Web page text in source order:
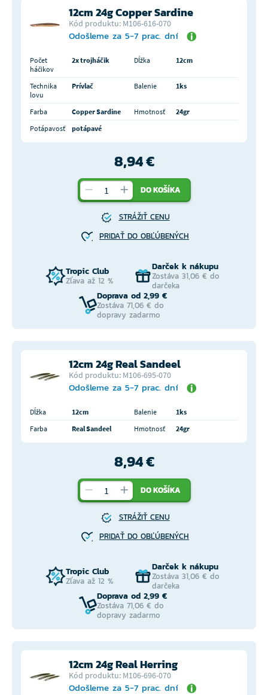
12cm 24g Copper Sardine
Kód produktu: M106-616-070
Odošleme za 5-7 prac. dní
Počet
háčikov
2x trojháčik Dĺžka 12cm
Technika
lovu
Prívlač Balenie 1ks
Farba Copper Sardine Hmotnosť
24gr
Potápavosť
potápavé
8,94 €
DO KOŠÍKA
STRÁŽIŤ CENU
PRIDAŤ DO OBĽÚBENÝCH
Tropic Club
Zľava až 12 %
Darček k nákupu
Zostáva 31,06 € do
darčeka
Doprava od 2,99 €
Zostáva 71,06 € do
dopravy zadarmo
12cm 24g Real Sandeel
Kód produktu: M106-695-070
Odošleme za 5-7 prac. dní
Dĺžka 12cm Balenie
1ks
Farba
Real Sandeel Hmotnosť 24gr
8,94 €
DO KOŠÍKA
STRÁŽIŤ CENU
PRIDAŤ DO OBĽÚBENÝCH
Tropic Club
Zľava až 12 %
Darček k nákupu
Zostáva 31,06 € do
darčeka
Doprava od 2,99 €
Zostáva 71,06 € do
dopravy zadarmo
12cm 24g Real Herring
Kód produktu: M106-696-070
Odošleme za 5-7 prac. dní